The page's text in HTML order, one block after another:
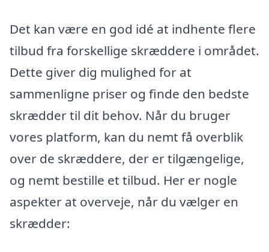
Det kan være en god idé at indhente flere
tilbud fra forskellige skræddere i området.
Dette giver dig mulighed for at
sammenligne priser og finde den bedste
skrædder til dit behov. Når du bruger
vores platform, kan du nemt få overblik
over de skræddere, der er tilgængelige,
og nemt bestille et tilbud. Her er nogle
aspekter at overveje, når du vælger en
skrædder: